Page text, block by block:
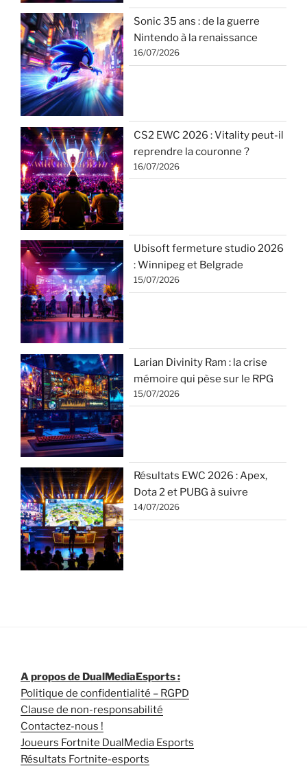
Sonic 35 ans : de la guerre
Nintendo à la renaissance
16/07/2026
CS2 EWC 2026 : Vitality peut-il
reprendre la couronne ?
16/07/2026
Ubisoft fermeture studio 2026
: Winnipeg et Belgrade
15/07/2026
Larian Divinity Ram : la crise
mémoire qui pèse sur le RPG
15/07/2026
Résultats EWC 2026 : Apex,
Dota 2 et PUBG à suivre
14/07/2026
A propos de DualMediaEsports :
Politique de confidentialité – RGPD
Clause de non-responsabilité
Contactez-nous !
Joueurs Fortnite DualMedia Esports
Résultats Fortnite-esports